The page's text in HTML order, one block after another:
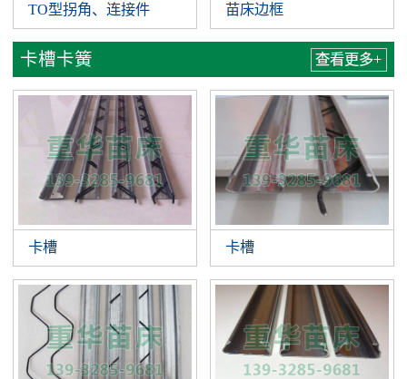
TO型拐角、连接件 苗床边框
卡槽卡簧 查看更多+
卡槽 卡槽